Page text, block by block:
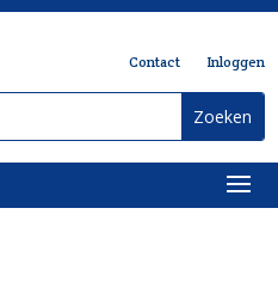
Contact Inloggen